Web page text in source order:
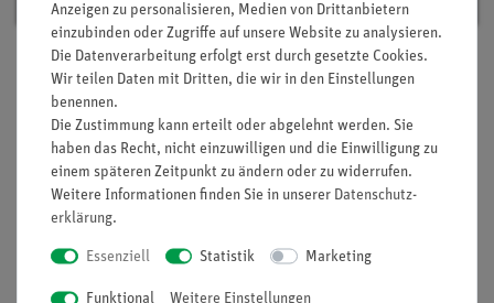
Beschreibung
Prinzip
Versuch den Einfluss der Zeit auf die Leistung erfahren. Um
den Vergleich mit der Arbeit zu erleichtern, ist diese konstant
Anzeigen zu personalisieren, Medien von Drittanbietern
einzubinden oder Zugriffe auf unsere Website zu analysieren.
Die Datenverarbeitung erfolgt erst durch gesetzte Cookies.
Wir teilen Daten mit Dritten, die wir in den Einstellungen
benennen.
Die Zustimmung kann erteilt oder abgelehnt werden. Sie
haben das Recht, nicht einzuwilligen und die Einwilligung zu
einem späteren Zeitpunkt zu ändern oder zu widerrufen.
Weitere Informationen finden Sie in unserer Daten­schutz­
erklärung.
Essenziell Statistik Marketing
Funktional Weitere Einstellungen